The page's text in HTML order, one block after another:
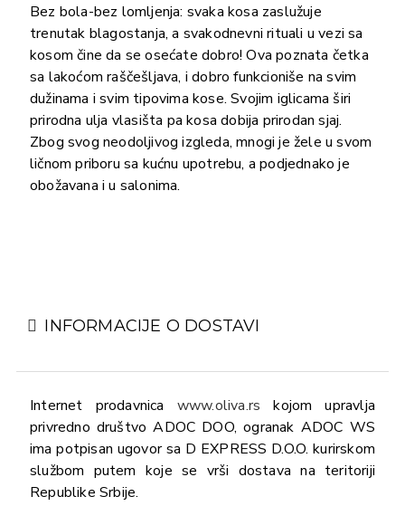
Bez bola-bez lomljenja: svaka kosa zaslužuje
trenutak blagostanja, a svakodnevni rituali u vezi sa
kosom čine da se osećate dobro! Ova poznata četka
sa lakoćom raščešljava, i dobro funkcioniše na svim
dužinama i svim tipovima kose. Svojim iglicama širi
prirodna ulja vlasišta pa kosa dobija prirodan sjaj.
Zbog svog neodoljivog izgleda, mnogi je žele u svom
ličnom priboru sa kućnu upotrebu, a podjednako je
obožavana i u salonima.
INFORMACIJE O DOSTAVI
Internet prodavnica www.oliva.rs kojom upravlja
privredno društvo ADOC DOO, ogranak ADOC WS
ima potpisan ugovor sa D EXPRESS D.O.O. kurirskom
službom putem koje se vrši dostava na teritoriji
Republike Srbije.